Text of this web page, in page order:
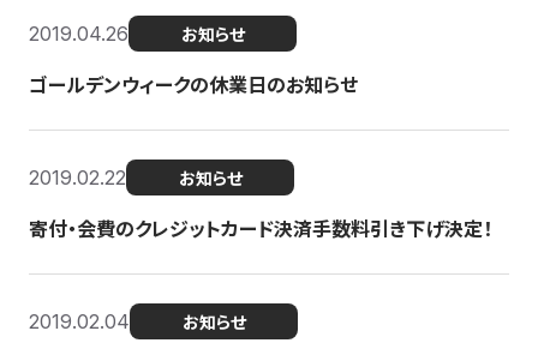
2019.04.26 お知らせ
ゴールデンウィークの休業日のお知らせ
2019.02.22 お知らせ
寄付・会費のクレジットカード決済手数料引き下げ決定！
2019.02.04 お知らせ